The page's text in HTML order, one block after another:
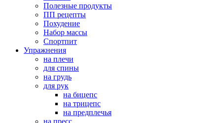
Полезные продукты
ПП рецепты
Похудение
Набор массы
Спортпит
Упражнения
на плечи
для спины
на грудь
для рук
на бицепс
на трицепс
на предплечья
на пресс